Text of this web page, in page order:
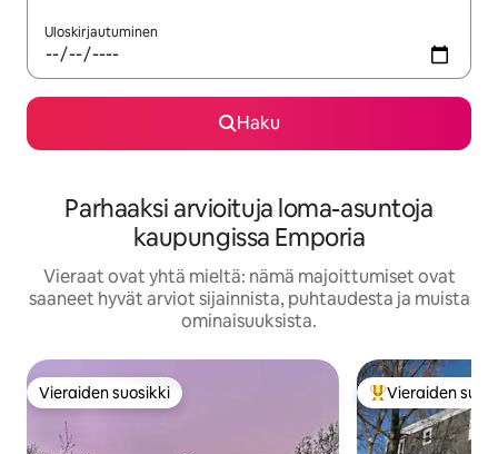
Uloskirjautuminen
Haku
Parhaaksi arvioituja loma-asuntoja
kaupungissa Emporia
Vieraat ovat yhtä mieltä: nämä majoittumiset ovat
saaneet hyvät arviot sijainnista, puhtaudesta ja muista
ominaisuuksista.
Vieraiden suosikki
Vieraiden suosikki Vieraiden
Vieraiden